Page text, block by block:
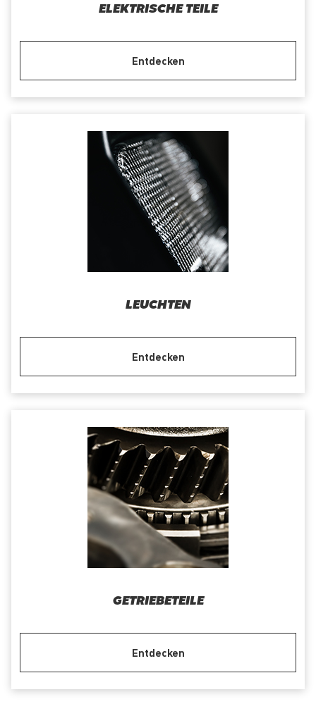
ELEKTRISCHE TEILE
Entdecken
LEUCHTEN
Entdecken
GETRIEBETEILE
Entdecken